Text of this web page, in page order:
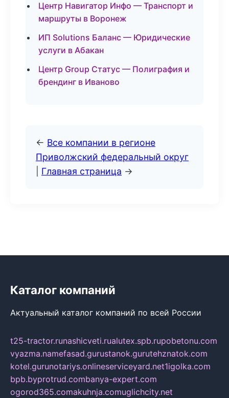
Центр Навигатор Инфо — Транспорт и
маршруты в Воронеж
ИП Solutions Баланс — Юридические
услуги в Абакан
Центр Group Статус — Полиграфия и
брендинг в Иваново
← Все компании в регионе
Приволжский федеральный округ
Главная страница →
Каталог компаний
Актуальный каталог компаний по всей России
t25-tractor.runashicveti.rualutex.spb.rupobetonu.com
vyazma.namefasad.gurustanok.gurutehznatok.com
kotel.gurunotariys.onlineserviceyard.net1igolka.com
bpb.byprotrud.combanya-expert.com
ogorod365.comakuhnja.comuglichcity.net